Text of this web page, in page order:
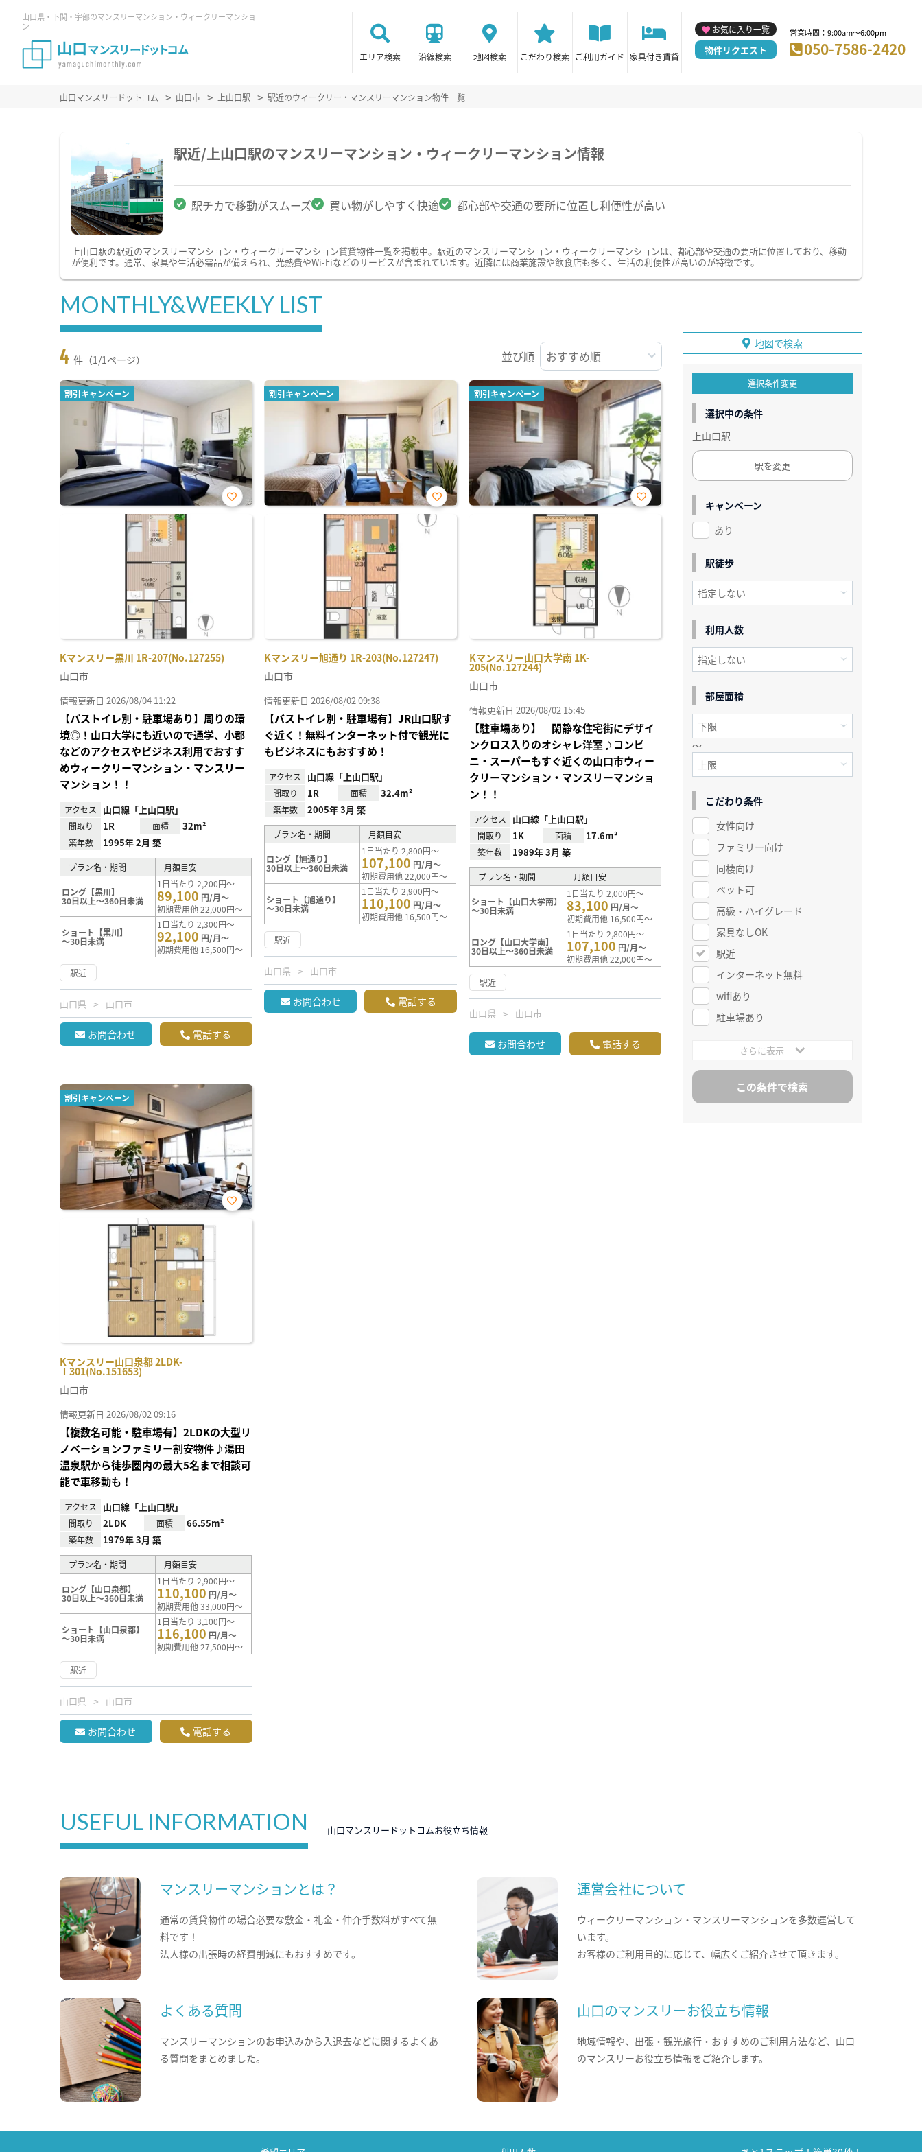
山口県・下関・宇部のマンスリーマンション・ウィークリーマンショ
ン
エリア検索 沿線検索 地図検索 こだわり検索 ご利用ガイド 家具付き賃貸
お気に入り一覧
物件リクエスト
営業時間：9:00am～6:00pm
050-7586-2420
山口マンスリードットコム 山口市 上山口駅 駅近のウィークリー・マンスリーマンション物件一覧
駅近/上山口駅のマンスリーマンション・ウィークリーマンション情報
駅チカで移動がスムーズ 買い物がしやすく快適 都心部や交通の要所に位置し利便性が高い
上山口駅の駅近のマンスリーマンション・ウィークリーマンション賃貸物件一覧を掲載中。駅近のマンスリーマンション・ウィークリーマンションは、都心部や交通の要所に位置しており、移動
が便利です。通常、家具や生活必需品が備えられ、光熱費やWi-Fiなどのサービスが含まれています。近隣には商業施設や飲食店も多く、生活の利便性が高いのが特徴です。
MONTHLY&WEEKLY LIST
4 件（1/1ページ） 並び順
割引キャンペーン
Kマンスリー黒川 1R-207(No.127255)
お気
山口市
情報更新日 2026/08/04 11:22
【バストイレ別・駐車場あり】周りの環
境◎！山口大学にも近いので通学、小郡
などのアクセスやビジネス利用でおすす
めウィークリーマンション・マンスリー
マンション！！
アクセス 山口線「上山口駅」
間取り 1R 面積 32m²
築年数 1995年 2月 築
プラン名・期間 月額目安
ロング【黒川】
30日以上～360日未満
1日当たり 2,200円～
89,100 円/月～
初期費用他 22,000円～
ショート【黒川】
～30日未満
1日当たり 2,300円～
92,100 円/月～
初期費用他 16,500円～
駅近
山口県 山口市
お問合わせ 電話する
割引キャンペーン
Kマンスリー旭通り 1R-203(No.127247)
お気
に入
り登
山口市
情報更新日 2026/08/02 09:38
【バストイレ別・駐車場有】JR山口駅す
ぐ近く！無料インターネット付で観光に
もビジネスにもおすすめ！
アクセス 山口線「上山口駅」
間取り 1R 面積 32.4m²
築年数 2005年 3月 築
プラン名・期間 月額目安
ロング【旭通り】
30日以上～360日未満
1日当たり 2,800円～
107,100 円/月～
初期費用他 22,000円～
ショート【旭通り】
～30日未満
1日当たり 2,900円～
110,100 円/月～
初期費用他 16,500円～
駅近
山口県 山口市
お問合わせ 電話する
割引キャンペーン
Kマンスリー山口大学南 1K-
205(No.127244)
お気
山口市
情報更新日 2026/08/02 15:45
【駐車場あり】 閑静な住宅街にデザイ
ンクロス入りのオシャレ洋室♪コンビ
ニ・スーパーもすぐ近くの山口市ウィー
クリーマンション・マンスリーマンショ
ン！！
アクセス 山口線「上山口駅」
間取り 1K 面積 17.6m²
築年数 1989年 3月 築
プラン名・期間 月額目安
ショート【山口大学南】
～30日未満
1日当たり 2,000円～
83,100 円/月～
初期費用他 16,500円～
ロング【山口大学南】
30日以上～360日未満
1日当たり 2,800円～
107,100 円/月～
初期費用他 22,000円～
駅近
山口県 山口市
お問合わせ 電話する
割引キャンペーン
Kマンスリー山口泉都 2LDK-
Ⅰ301(No.151653)
お気
山口市
情報更新日 2026/08/02 09:16
【複数名可能・駐車場有】2LDKの大型リ
ノベーションファミリー割安物件♪湯田
温泉駅から徒歩圏内の最大5名まで相談可
能で車移動も！
アクセス 山口線「上山口駅」
間取り 2LDK 面積 66.55m²
築年数 1979年 3月 築
プラン名・期間 月額目安
ロング【山口泉都】
30日以上～360日未満
1日当たり 2,900円～
110,100 円/月～
初期費用他 33,000円～
ショート【山口泉都】
～30日未満
1日当たり 3,100円～
116,100 円/月～
初期費用他 27,500円～
駅近
山口県 山口市
お問合わせ 電話する
地図で検索
選択条件変更
選択中の条件
上山口駅
駅を変更
キャンペーン
あり
駅徒歩
利用人数
部屋面積
～
こだわり条件
女性向け
ファミリー向け
同棲向け
ペット可
高級・ハイグレード
家具なしOK
駅近
インターネット無料
wifiあり
駐車場あり
さらに表示
USEFUL INFORMATION 山口マンスリードットコムお役立ち情報
マンスリーマンションとは？
通常の賃貸物件の場合必要な敷金・礼金・仲介手数料がすべて無
料です！
法人様の出張時の経費削減にもおすすめです。
運営会社について
ウィークリーマンション・マンスリーマンションを多数運営して
います。
お客様のご利用目的に応じて、幅広くご紹介させて頂きます。
よくある質問
マンスリーマンションのお申込みから入退去などに関するよくあ
る質問をまとめました。
山口のマンスリーお役立ち情報
地域情報や、出張・観光旅行・おすすめのご利用方法など、山口
のマンスリーお役立ち情報をご紹介します。